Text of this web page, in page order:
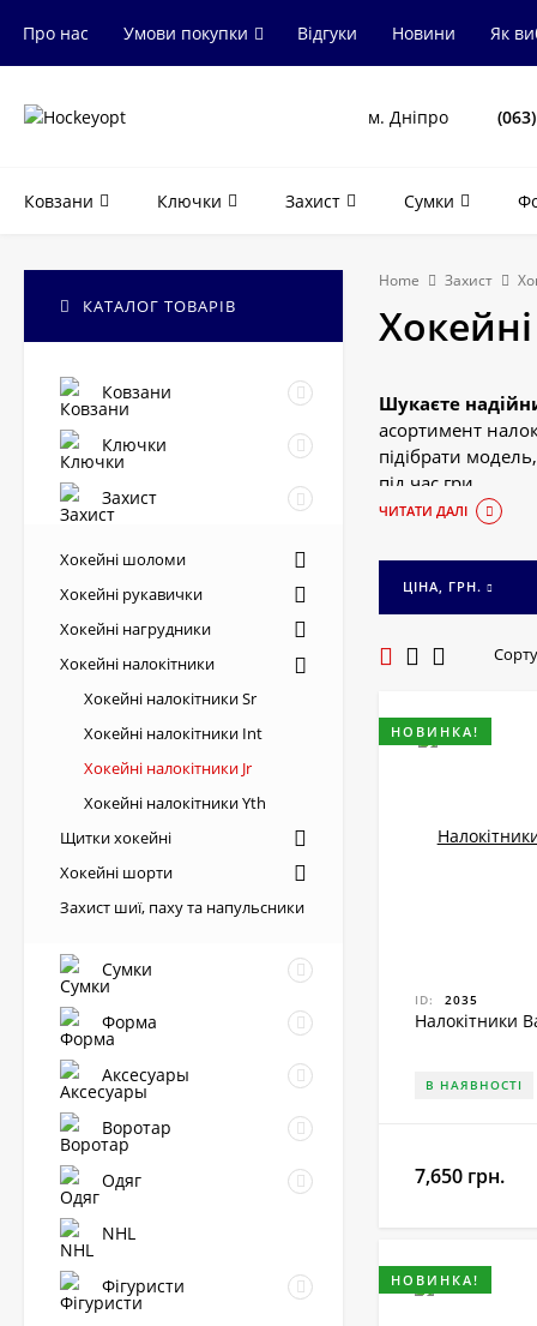
Про нас
Умови покупки Відгуки Новини Як
м. Дніпро
Ковзани Ключки Захист Сумки
Home Захист
Шукаєте
асортимент
підібрати
під час гри.
Налокітники
ціни та
Вони ефективно
Комфортна
Як вибрати
повинен щільно
Чим
Як доглядати
ЧИТАТИ ДАЛІ
ЦІНА, ГРН.
НОВИНКА!
ID: 2035
Налокітники
В НАЯВНОСТІ
7,650 грн.
НОВИНКА!
КАТАЛОГ ТОВАРІВ
Ковзани
Ключки
Захист
Хокейні шоломи
Хокейні рукавички
Хокейні нагрудники
Хокейні налокітники
Хокейні налокітники Sr
Хокейні налокітники Int
Хокейні налокітники Jr
Хокейні налокітники Yth
Щитки хокейні
Хокейні шорти
Захист шиї, паху та напульсники
Сумки
Форма
Аксесуары
Воротар
Одяг
NHL
Фігуристи